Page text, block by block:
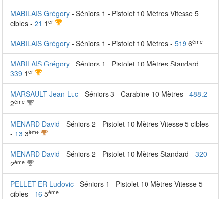
MABILAIS Grégory - Séniors 1 - Pistolet 10 Mètres Vitesse 5
cibles - 21 1 er
MABILAIS Grégory - Séniors 1 - Pistolet 10 Mètres - 519 6ème
MABILAIS Grégory - Séniors 1 - Pistolet 10 Mètres Standard -
339 1 er
MARSAULT Jean-Luc - Séniors 3 - Carabine 10 Mètres - 488.2
2ème
MENARD David - Séniors 2 - Pistolet 10 Mètres Vitesse 5 cibles
- 13 3ème
MENARD David - Séniors 2 - Pistolet 10 Mètres Standard - 320
2ème
PELLETIER Ludovic - Séniors 1 - Pistolet 10 Mètres Vitesse 5
cibles - 16 5ème